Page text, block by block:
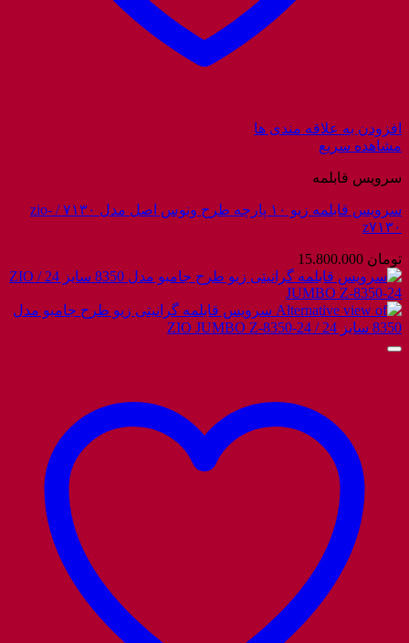
افزودن به علاقه مندی ها
مشاهده سریع
سرویس قابلمه
سرویس قابلمه زیو ۱۰ پارچه طرح ونوس اصل مدل ۷۱۳۰ / zio-
z۷۱۳۰
تومان